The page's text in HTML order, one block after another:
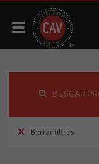
Borrar filtros